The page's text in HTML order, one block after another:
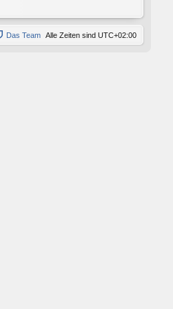
Alle Zeiten sind UTC+02:00
Das Team